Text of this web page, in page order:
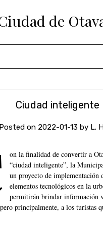
de
Ciudad inteligente
Posted on 2022-01-13 by L.
on la finalidad de convertir a
“ciudad inteligente”, la
un proyecto de implementación
elementos tecnológicos en la
permitirán brindar información
principalmente, a los turistas